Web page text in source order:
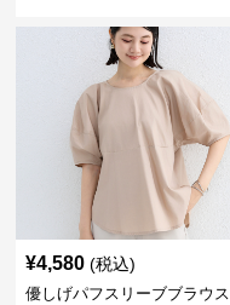
¥4,580 (税込)
優しげパフスリーブブラウス